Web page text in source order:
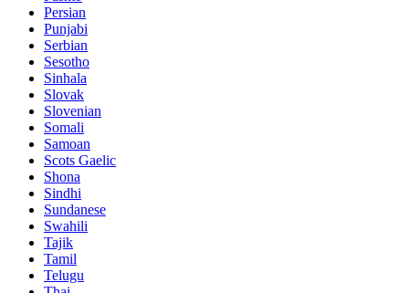
Persian
Punjabi
Serbian
Sesotho
Sinhala
Slovak
Slovenian
Somali
Samoan
Scots Gaelic
Shona
Sindhi
Sundanese
Swahili
Tajik
Tamil
Telugu